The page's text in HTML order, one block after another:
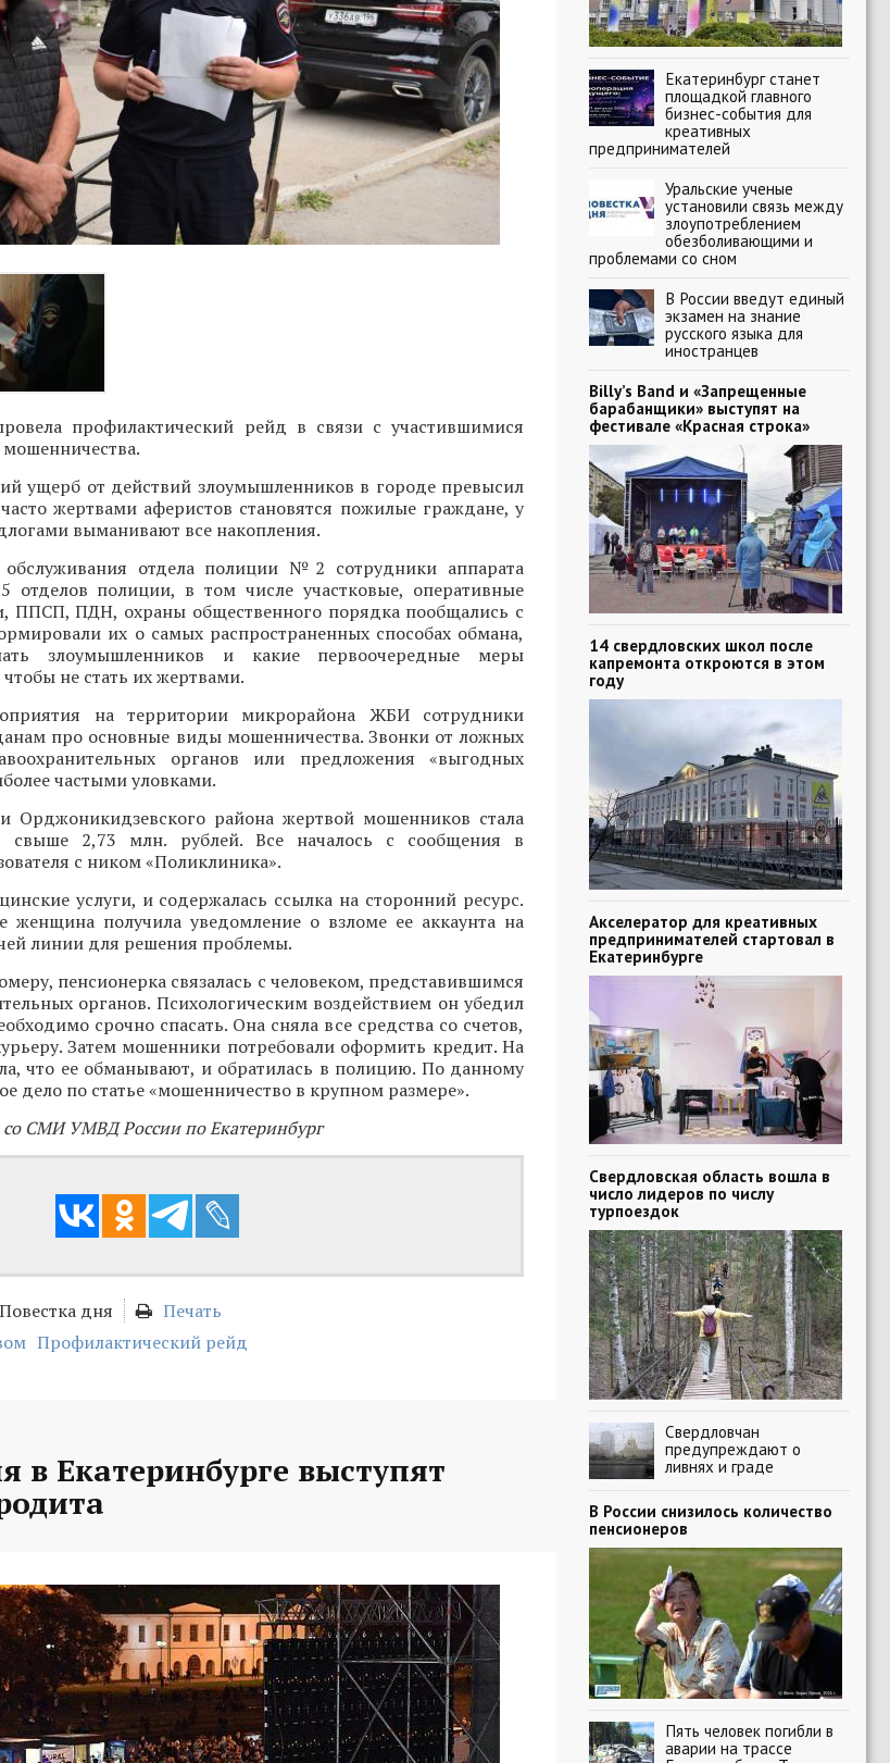
профилактический рейд в связи с участившимися
ущерб от действий злоумышленников в городе превысил
жертвами аферистов становятся пожилые граждане, у
выманивают все накопления.
отдела полиции №2 сотрудники аппарата
отделов полиции, в том числе участковые, оперативные
ППСП, ПДН, охраны общественного порядка пообщались с
их о самых распространенных способах обмана,
злоумышленников и какие первоочередные меры
не стать их жертвами.
на территории микрорайона ЖБИ сотрудники
про основные виды мошенничества. Звонки от ложных
органов или предложения «выгодных
частыми уловками.
Орджоникидзевского района жертвой мошенников стала
свыше 2,73 млн. рублей. Все началось с сообщения в
с ником «Поликлиника».
услуги, и содержалась ссылка на сторонний ресурс.
женщина получила уведомление о взломе ее аккаунта на
линии для решения проблемы.
пенсионерка связалась с человеком, представившимся
органов. Психологическим воздействием он убедил
срочно спасать. Она сняла все средства со счетов,
Затем мошенники потребовали оформить кредит. На
что ее обманывают, и обратилась в полицию. По данному
дело по статье «мошенничество в крупном размере».
СМИ УМВД России по Екатеринбург
Повестка дня
Печать
Профилактический рейд
в Екатеринбурге выступят
Екатеринбург станет
площадкой главного
бизнес-события для
креативных
предпринимателей
Уральские ученые
установили связь между
злоупотреблением
обезболивающими и
проблемами со сном
В России введут единый
экзамен на знание
русского языка для
иностранцев
Billy’s Band и «Запрещенные
барабанщики» выступят на
фестивале «Красная строка»
14 свердловских школ после
капремонта откроются в этом
году
Акселератор для креативных
предпринимателей стартовал в
Екатеринбурге
Свердловская область вошла в
число лидеров по числу
турпоездок
Свердловчан
предупреждают о
ливнях и граде
В России снизилось количество
пенсионеров
Пять человек погибли в
аварии на трассе